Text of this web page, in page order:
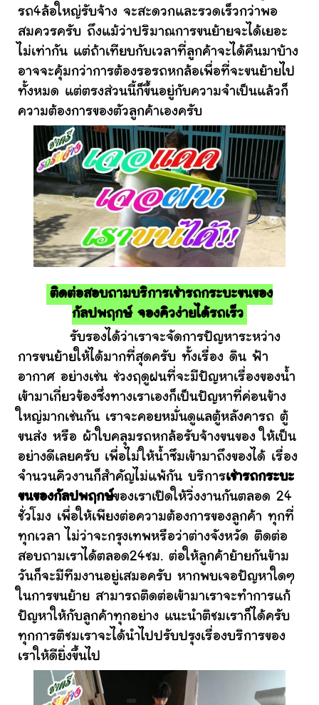
รถ4ล้อใหญ่รับจ้าง จะสะดวกและรวดเร็วกว่าพอ
สมควรครับ ถึงแม้ว่าปริมาณการขนย้ายจะได้เยอะ
ไม่เท่ากัน แต่ถ้าเทียบกับเวลาที่ลูกค้าจะได้คืนมาบ้าง
อาจจะคุ้มกว่าการต้องรอรถหกล้อเพื่อที่จะขนย้ายไป
ทั้งหมด แต่ตรงส่วนนี้ก็ขึ้นอยู่กับความจำเป็นแล้วก็
ความต้องการของตัวลูกค้าเองครับ
ติดต่อสอบถามบริการเช่ารถกระบะขนของ
กัลปพฤกษ์ จองคิวง่ายได้รถเร็ว
รับรองได้ว่าเราจะจัดการปัญหาระหว่าง
การขนย้ายให้ได้มากที่สุดครับ ทั้งเรื่อง ดิน ฟ้า
อากาศ อย่างเช่น ช่วงฤดูฝนที่จะมีปัญหาเรื่องของน้ำ
เข้ามาเกี่ยวข้องซึ่งทางเราเองก็เป็นปัญหาที่ค่อนข้าง
ใหญ่มากเช่นกัน เราจะคอยหมั่นดูแลตู้หลังคารถ ตู้
ขนส่ง หรือ ผ้าใบคลุมรถหกล้อรับจ้างขนของ ให้เป็น
อย่างดีเลยครับ เพื่อไม่ให้น้ำซึมเข้ามาถึงของได้ เรื่อง
จำนวนคิวงานก็สำคัญไม่แพ้กัน บริการเช่ารถกระบะ
ขนของกัลปพฤกษ์ของเราเปิดให้วิ่งงานกันตลอด 24
ชั่วโมง เพื่อให้เพียงต่อความต้องการของลูกค้า ทุกที่
ทุกเวลา ไม่ว่าจะกรุงเทพหรือว่าต่างจังหวัด ติดต่อ
สอบถามเราได้ตลอด24ชม. ต่อให้ลูกค้าย้ายกันข้าม
วันก็จะมีทีมงานอยู่เสมอครับ หากพบเจอปัญหาใดๆ
ในการขนย้าย สามารถติดต่อเข้ามาเราจะทำการแก้
ปัญหาให้กับลูกค้าทุกอย่าง แนะนำติชมเราก็ได้ครับ
ทุกการติชมเราจะได้นำไปปรับปรุงเรื่องบริการของ
เราให้ดียิ่งขึ้นไป